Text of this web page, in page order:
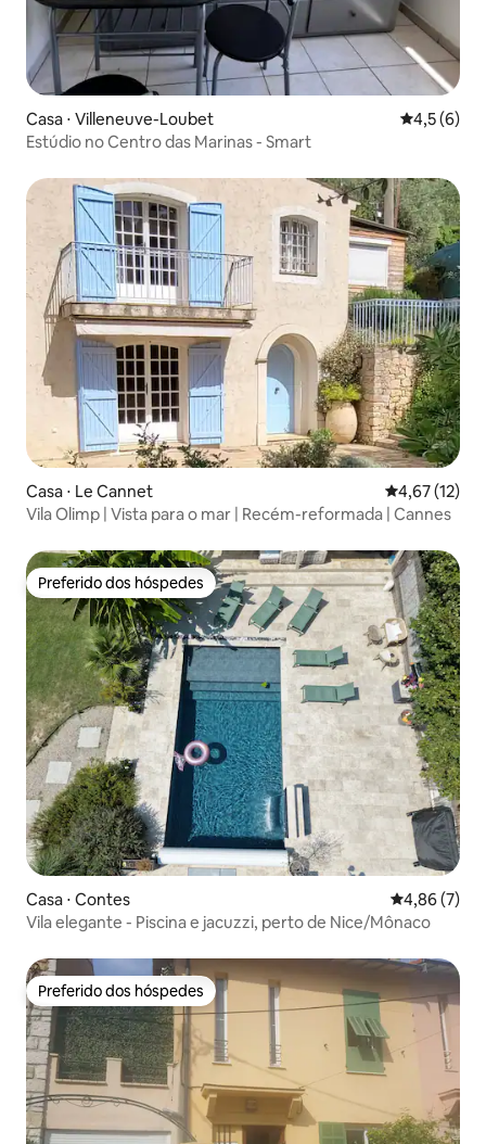
Casa ⋅ Villeneuve-Loubet 4,5 de
4,5 (6)
Estúdio no Centro das Marinas - Smart
Casa ⋅ Le Cannet 4,67 de uma
4,67 (12)
Vila Olimp | Vista para o mar | Recém-reformada | Cannes
Preferido dos hóspedes
Preferido dos hóspedes
Casa ⋅ Contes 4,86 de uma
4,86 (7)
Vila elegante - Piscina e jacuzzi, perto de Nice/Mônaco
Preferido dos hóspedes
Preferido dos hóspedes